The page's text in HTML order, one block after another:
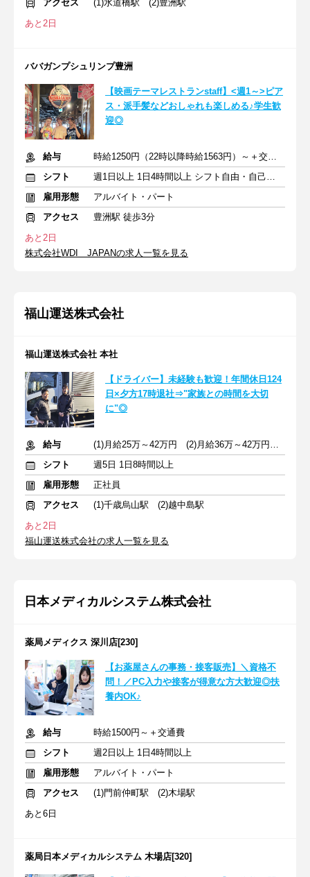
アクセス
(1)水道橋駅 (2)豊洲駅
あと2日
ババガンプシュリンプ豊洲
【映画テーマレストランstaff】<週1～>ピア
ス・派手髪などおしゃれも楽しめる♪学生歓
迎◎
給与
時給1250円（22時以降時給1563円）～＋交通費
シフト
週1日以上 1日4時間以上 シフト自由・自己申告
雇用形態
アルバイト・パート
アクセス
豊洲駅 徒歩3分
あと2日
株式会社WDI JAPANの求人一覧を見る
福山運送株式会社
福山運送株式会社 本社
【ドライバー】未経験も歓迎！年間休日124
日×夕方17時退社⇒"家族との時間を大切
に"◎
給与
(1)月給25万～42万円 (2)月給36万～42万円 ※別途交通費支給
シフト
週5日 1日8時間以上
雇用形態
正社員
アクセス
(1)千歳烏山駅 (2)越中島駅
あと2日
福山運送株式会社の求人一覧を見る
日本メディカルシステム株式会社
薬局メディクス 深川店[230]
【お薬屋さんの事務・接客販売】＼資格不
問！／PC入力や接客が得意な方大歓迎◎扶
養内OK♪
給与
時給1500円～＋交通費
シフト
週2日以上 1日4時間以上
雇用形態
アルバイト・パート
アクセス
(1)門前仲町駅 (2)木場駅
あと6日
薬局日本メディカルシステム 木場店[320]